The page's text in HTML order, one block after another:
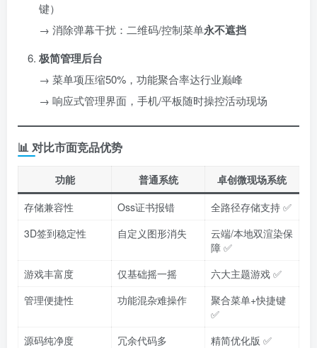
键）
→ 消除弹幕干扰：二维码/控制菜单永不遮挡
极简管理后台
→ 菜单项压缩50%，功能聚合率达行业巅峰
→ 响应式管理界面，手机/平板随时操控活动现场
📊 对比市面竞品优势
功能 普通系统
卓创微现场系统
存储兼容性
Oss证书报错
全路径存储支持 ✅
3D签到稳定性
自定义图形消失
云端/本地双渲染保
障 ✅
游戏丰富度
仅基础摇一摇
六大主题游戏 ✅
管理便捷性
功能混杂难操作
聚合菜单+快捷键
✅
源码纯净度
冗余代码多 精简优化版 ✅